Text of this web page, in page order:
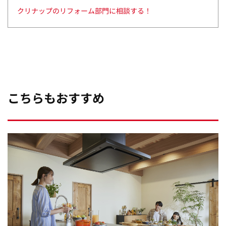
クリナップのリフォーム部門に相談する！
こちらもおすすめ